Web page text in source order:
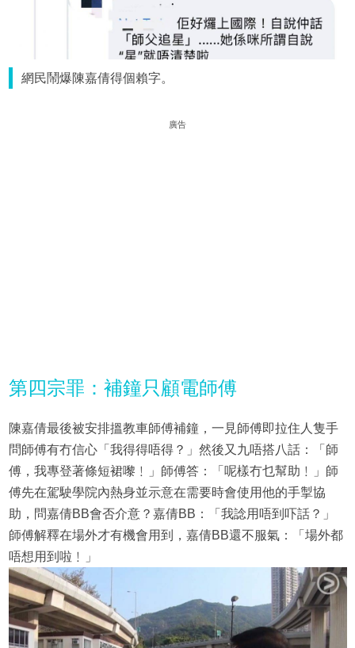
網民鬧爆陳嘉倩得個賴字。
廣告
第四宗罪：補鐘只顧電師傅
陳嘉倩最後被安排搵教車師傅補鐘，一見師傅即拉住人隻手
問師傅有冇信心「我得得唔得？」然後又九唔搭八話：「師
傅，我專登著條短裙嚟﹗」師傅答：「呢樣冇乜幫助﹗」師
傅先在駕駛學院內熱身並示意在需要時會使用他的手掣協
助，問嘉倩BB會否介意？嘉倩BB：「我諗用唔到吓話？」
師傅解釋在場外才有機會用到，嘉倩BB還不服氣：「場外都
唔想用到啦﹗」